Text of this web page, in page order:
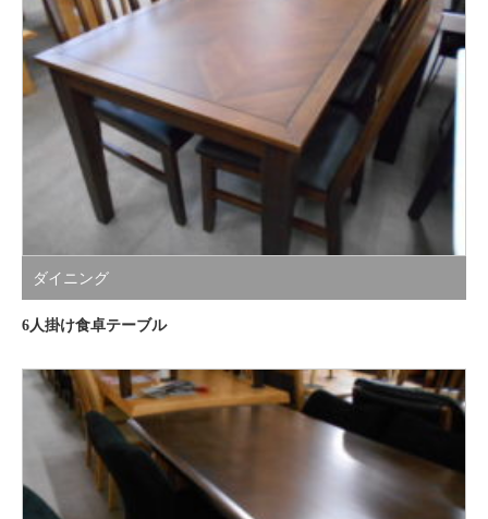
ダイニング
6人掛け食卓テーブル